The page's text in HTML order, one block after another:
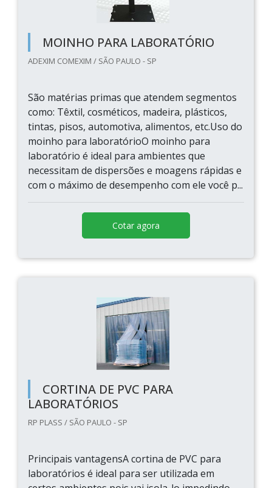
MOINHO PARA LABORATÓRIO
ADEXIM COMEXIM / SÃO PAULO - SP
São matérias primas que atendem segmentos
como: Têxtil, cosméticos, madeira, plásticos,
tintas, pisos, automotiva, alimentos, etc.Uso do
moinho para laboratórioO moinho para
laboratório é ideal para ambientes que
necessitam de dispersões e moagens rápidas e
com o máximo de desempenho com ele você p...
Cotar agora
CORTINA DE PVC PARA
LABORATÓRIOS
RP PLASS / SÃO PAULO - SP
Principais vantagensA cortina de PVC para
laboratórios é ideal para ser utilizada em